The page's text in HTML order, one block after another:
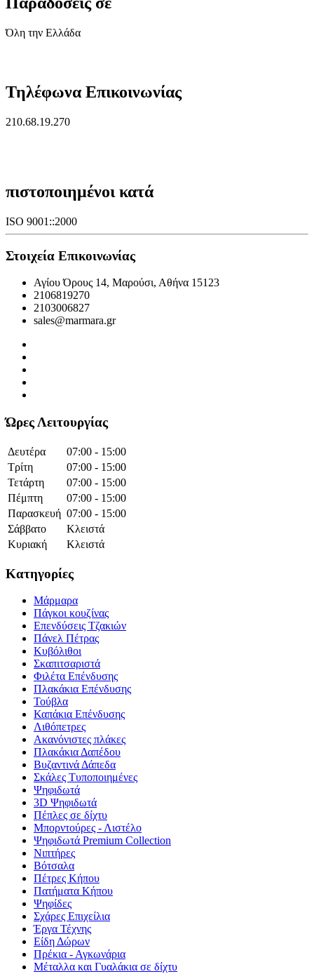
Όλη την Ελλάδα
Τηλέφωνα Επικοινωνίας
210.68.19.270
πιστοποιημένοι κατά
ISO 9001::2000
Στοιχεία Επικοινωνίας
Αγίου Όρους 14, Μαρούσι, Αθήνα 15123
2106819270
2103006827
sales@marmara.gr
Ώρες Λειτουργίας
Δευτέρα
07:00 - 15:00
Τρίτη
07:00 - 15:00
Τετάρτη
07:00 - 15:00
Πέμπτη
07:00 - 15:00
Παρασκευή 07:00 - 15:00
Σάββατο
Κλειστά
Κυριακή
Κλειστά
Κατηγορίες
Μάρμαρα
Πάγκοι κουζίνας
Επενδύσεις Τζακιών
Πάνελ Πέτρας
Κυβόλιθοι
Σκαπιτσαριστά
Φιλέτα Επένδυσης
Πλακάκια Επένδυσης
Τούβλα
Καπάκια Επένδυσης
Λιθόπετρες
Ακανόνιστες πλάκες
Πλακάκια Δαπέδου
Βυζαντινά Δάπεδα
Σκάλες Τυποποιημένες
Ψηφιδωτά
3D Ψηφιδωτά
Πέπλες σε δίχτυ
Μπορντούρες - Λιστέλο
Ψηφιδωτά Premium Collection
Νιπτήρες
Βότσαλα
Πέτρες Κήπου
Πατήματα Κήπου
Ψηφίδες
Σχάρες Επιχείλια
Έργα Τέχνης
Είδη Δώρων
Πρέκια - Αγκωνάρια
Μέταλλα και Γυαλάκια σε δίχτυ